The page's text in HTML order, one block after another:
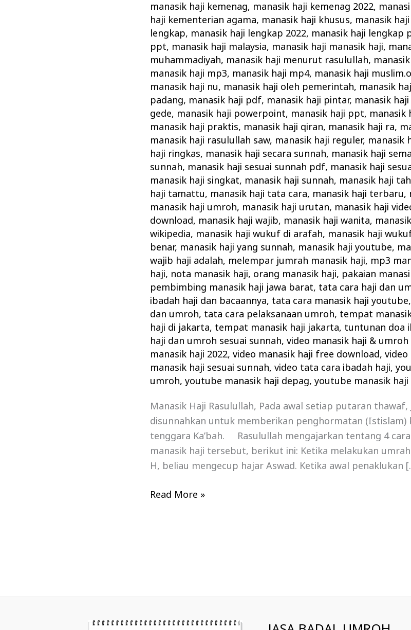
manasik haji kemenag, manasik haji kemenag 2022,
haji kementerian agama, manasik haji khusus, manasik
lengkap, manasik haji lengkap 2022, manasik haji lengkap
ppt, manasik haji malaysia, manasik haji manasik haji,
muhammadiyah, manasik haji menurut rasulullah,
manasik haji mp3, manasik haji mp4, manasik haji
manasik haji nu, manasik haji oleh pemerintah, manasik
padang, manasik haji pdf, manasik haji pintar, manasik
gede, manasik haji powerpoint, manasik haji ppt,
manasik haji praktis, manasik haji qiran, manasik haji ra,
manasik haji rasulullah saw, manasik haji reguler, manasik
haji ringkas, manasik haji secara sunnah, manasik haji
sunnah, manasik haji sesuai sunnah pdf, manasik haji
manasik haji singkat, manasik haji sunnah, manasik haji
haji tamattu, manasik haji tata cara, manasik haji terbaru,
manasik haji umroh, manasik haji urutan, manasik haji
download, manasik haji wajib, manasik haji wanita,
wikipedia, manasik haji wukuf di arafah, manasik haji
benar, manasik haji yang sunnah, manasik haji youtube,
wajib haji adalah, melempar jumrah manasik haji, mp3
haji, nota manasik haji, orang manasik haji, pakaian
pembimbing manasik haji jawa barat, tata cara haji dan
ibadah haji dan bacaannya, tata cara manasik haji youtube,
dan umroh, tata cara pelaksanaan umroh, tempat
haji di jakarta, tempat manasik haji jakarta, tuntunan doa
haji dan umroh sesuai sunnah,video manasik haji &
manasik haji 2022,video manasik haji free download,
manasik haji sesuai sunnah,video tata cara ibadah haji,
umroh,youtube manasik haji depag,youtube manasik
Manasik Haji Rasulullah, Pada awal setiap putaran
disunnahkan untuk memberikan penghormatan (Istislam)
tenggara Ka’bah. Rasulullah mengajarkan tentang 4
manasik haji tersebut, berikut ini: Ketika melakukan
H, beliau mengecup hajar Aswad. Ketika awal penaklukan
Read More »